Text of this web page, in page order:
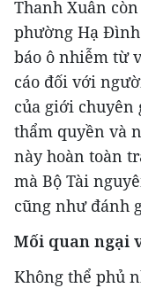
Thanh Xuân
phường Hạ
báo ô nhiễm từ
cáo đối với
của giới chuyên
thẩm quyền và
này hoàn toàn
mà Bộ Tài
cũng như đánh
Mối quan ngại
Không thể phủ